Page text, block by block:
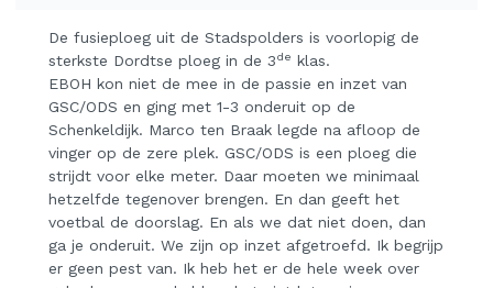
De fusieploeg uit de Stadspolders is voorlopig de
sterkste Dordtse ploeg in de 3de klas.
EBOH kon niet de mee in de passie en inzet van
GSC/ODS en ging met 1-3 onderuit op de
Schenkeldijk. Marco ten Braak legde na afloop de
vinger op de zere plek. GSC/ODS is een ploeg die
strijdt voor elke meter. Daar moeten we minimaal
hetzelfde tegenover brengen. En dan geeft het
voetbal de doorslag. En als we dat niet doen, dan
ga je onderuit. We zijn op inzet afgetroefd. Ik begrijp
er geen pest van. Ik heb het er de hele week over